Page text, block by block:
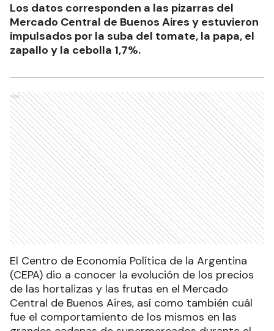
Los datos corresponden a las pizarras del
Mercado Central de Buenos Aires y estuvieron
impulsados por la suba del tomate, la papa, el
zapallo y la cebolla 1,7%.
Ads
El Centro de Economía Política de la Argentina
(CEPA) dio a conocer la evolución de los precios
de las hortalizas y las frutas en el Mercado
Central de Buenos Aires, así como también cuál
fue el comportamiento de los mismos en las